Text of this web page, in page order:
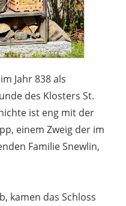
Jahr 838 als
des Klosters St.
ist eng mit der
einem Zweig der im
Familie Snewlin,
kamen das Schloss